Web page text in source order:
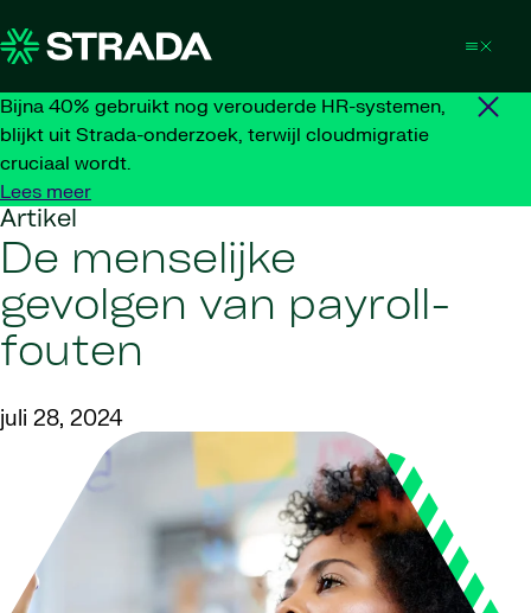
Bijna 40% gebruikt nog verouderde HR-systemen,
blijkt uit Strada-onderzoek, terwijl cloudmigratie
cruciaal wordt.
Lees meer
Artikel
De menselijke
gevolgen van payroll-
fouten
juli 28, 2024